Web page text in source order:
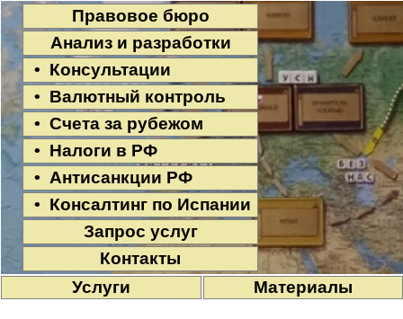
Правовое бюро
Анализ и разработки
• Консультации
• Валютный контроль
• Счета за рубежом
• Налоги в РФ
• Антисанкции РФ
• Консалтинг по Испании
Запрос услуг
Контакты
Услуги
Материалы